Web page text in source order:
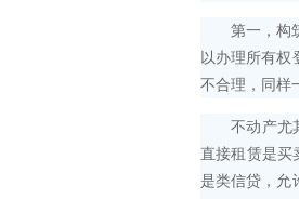
第一，构筑
以办理所有权
不合理，同样
不动产尤其
直接租赁是买
是类信贷，允